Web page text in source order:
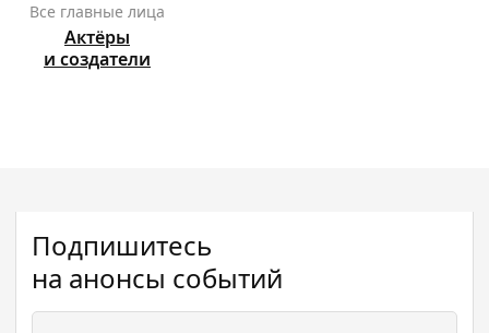
Все главные лица
Актёры
и создатели
Подпишитесь
на анонсы событий